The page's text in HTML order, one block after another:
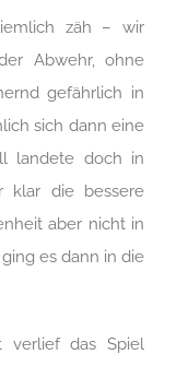
zäh – wir
Abwehr, ohne
gefährlich in
sich dann eine
landete doch in
klar die bessere
aber nicht in
es dann in die
verlief das Spiel